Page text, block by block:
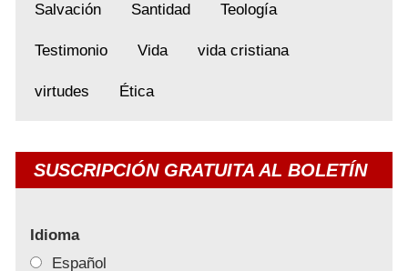
Salvación Santidad Teología
Testimonio Vida vida cristiana
virtudes Ética
SUSCRIPCIÓN GRATUITA AL BOLETÍN
Idioma
Español